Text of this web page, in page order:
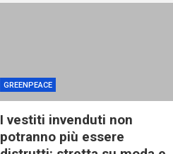
GREENPEACE
I vestiti invenduti non
potranno più essere